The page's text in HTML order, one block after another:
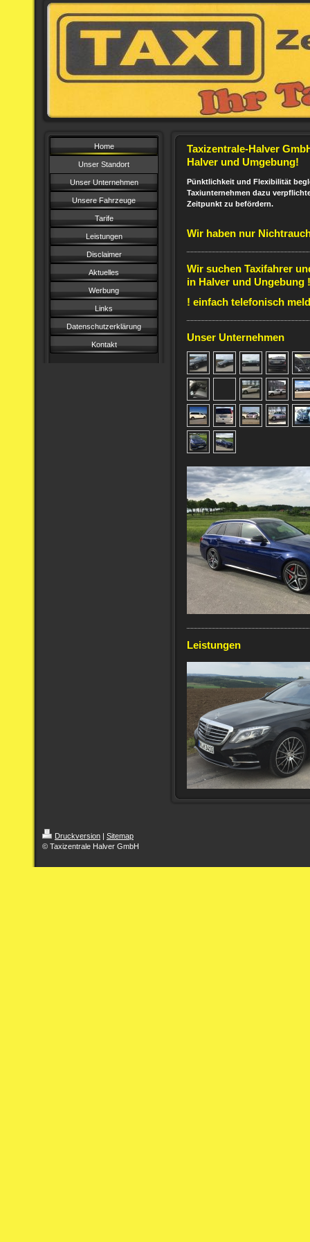
Home
Unser Standort
Unser Unternehmen
Unsere Fahrzeuge
Tarife
Leistungen
Disclaimer
Aktuelles
Werbung
Links
Datenschutzerklärung
Kontakt
Taxizentrale-Halver
Halver und Umgebung!
Pünktlichkeit und Flexibilität
Taxiunternehmen dazu
Zeitpunkt zu befördern.
Wir haben nur
Wir suchen Taxifahrer
in Halver und Ungebung
! einfach telefonisch
Unser Unternehmen
Leistungen
Druckversion | Sitemap
© Taxizentrale Halver GmbH